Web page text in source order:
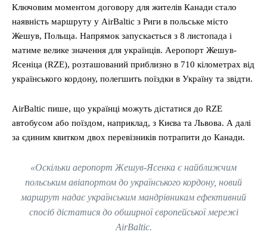
Ключовим моментом договору для жителів Канади стало
наявність маршруту у AirBaltic з Риги в польське місто
Жешув, Польща. Напрямок запускається з 8 листопада і
матиме велике значення для українців. Аеропорт Жешув-
Ясеніца (RZE), розташований приблизно в 710 кілометрах від
українського кордону, полегшить поїздки в Україну та звідти.
AirBaltic пише, що українці можуть дістатися до RZE
автобусом або поїздом, наприклад, з Києва та Львова. А далі
за єдиним квитком двох перевізників потрапити до Канади.
«Оскільки аеропорт Жешув-Ясенка є найближчим
польським авіапортом до українського кордону, новий
маршрут надає українським мандрівникам ефективний
спосіб дістатися до обширної європейської мережі
AirBaltic.